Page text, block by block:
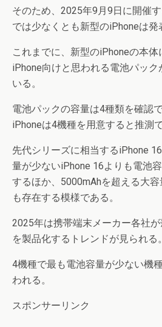
そのため、2025年9月9日に開催
では少なくとも新型のiPhoneは発
これまでに、新型のiPhoneの本
iPhone向けと思われる電池パッ
いる。
電池パックの容量は4種類を確認
iPhoneは4機種を用意すると推測で
先代シリーズに相当するiPhone
量が少ないiPhone 16よりも電池
するほか、5000mAhを超える大
も存在する模様である。
2025年は携帯端末メーカー各社
を製品化するトレンドが見られる。
4機種で最も電池容量が少ない機
われる。
スポンサーリンク